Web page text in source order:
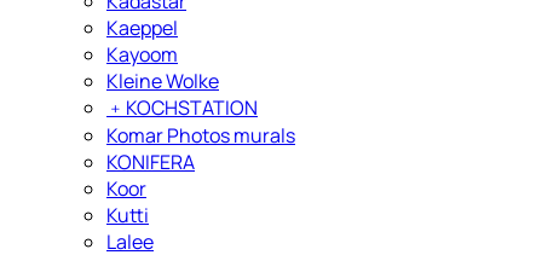
Kaeppel
Kayoom
Kleine Wolke
﹢ KOCHSTATION
Komar Photos murals
KONIFERA
Koor
Kutti
Lalee